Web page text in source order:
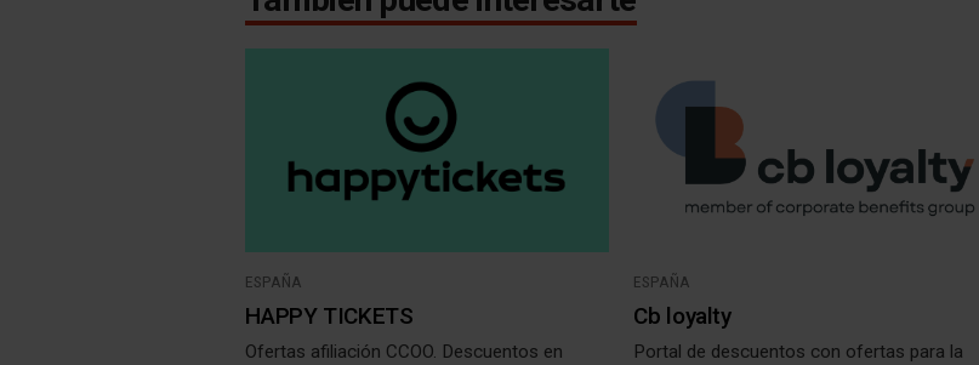
ESPAÑA
HAPPY TICKETS
Ofertas afiliación CCOO. Descuentos en
ESPAÑA
Cb loyalty
Portal de descuentos con ofertas para la